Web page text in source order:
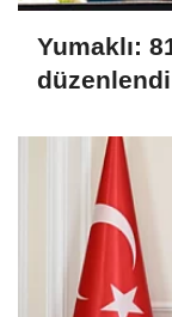
Yumaklı:
düzenlendi